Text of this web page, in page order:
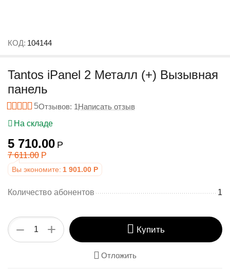
КОД: 104144
Tantos iPanel 2 Металл (+) Вызывная
панель
5Отзывов: 1Написать отзыв
На складе
5 710.00 Р
7 611.00 Р
Вы экономите: 1 901.00 Р
Количество абонентов 1
+
− Купить
Отложить